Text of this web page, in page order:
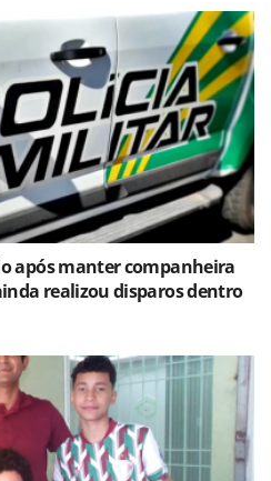
após manter companheira
realizou disparos dentro